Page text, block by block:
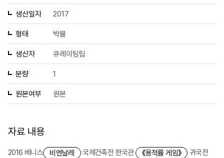
생산일자 2017
형태 박물
생산자 큐레이팅팀
분량 1
원본여부 원본
자료 내용
2016 베니스 비엔날레 국제건축전 한국관 《용적률 게임》
귀국전